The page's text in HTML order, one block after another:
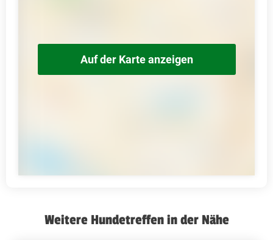
Auf der Karte anzeigen
Weitere Hundetreffen in der Nähe